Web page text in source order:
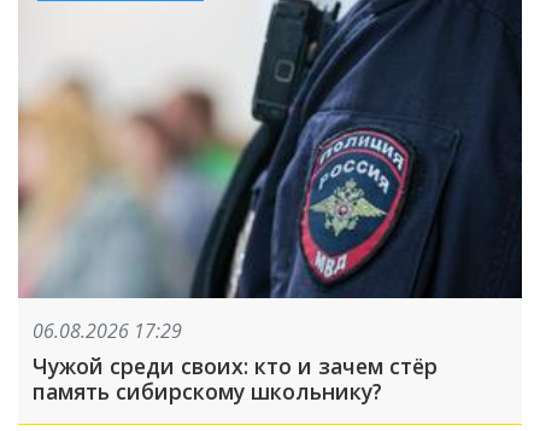
06.08.2026 17:29
Чужой среди своих: кто и зачем стёр
память сибирскому школьнику?